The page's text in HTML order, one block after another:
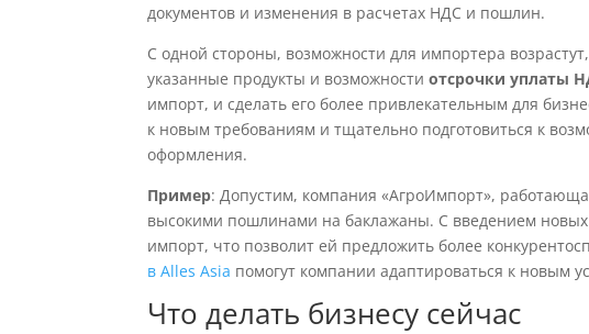
документов и изменения в расчетах НДС и пошлин.
С одной стороны, возможности для импортера
указанные продукты и возможностиотсрочки уплаты
импорт, и сделать его более привлекательным для
к новым требованиям и тщательно подготовиться к
оформления.
Пример: Допустим, компания «АгроИмпорт»,
высокими пошлинами на баклажаны. С введением новых
импорт, что позволит ей предложить более
в Alles Asia помогут компании адаптироваться к новым
Что делать бизнесу сейчас